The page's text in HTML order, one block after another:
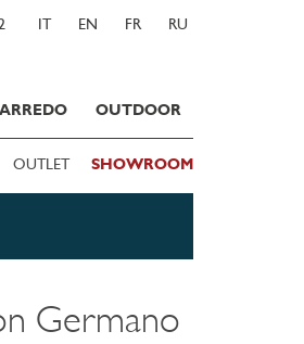
IT EN FR RU
OUTDOOR
OUTLET SHOWROOM
Germano